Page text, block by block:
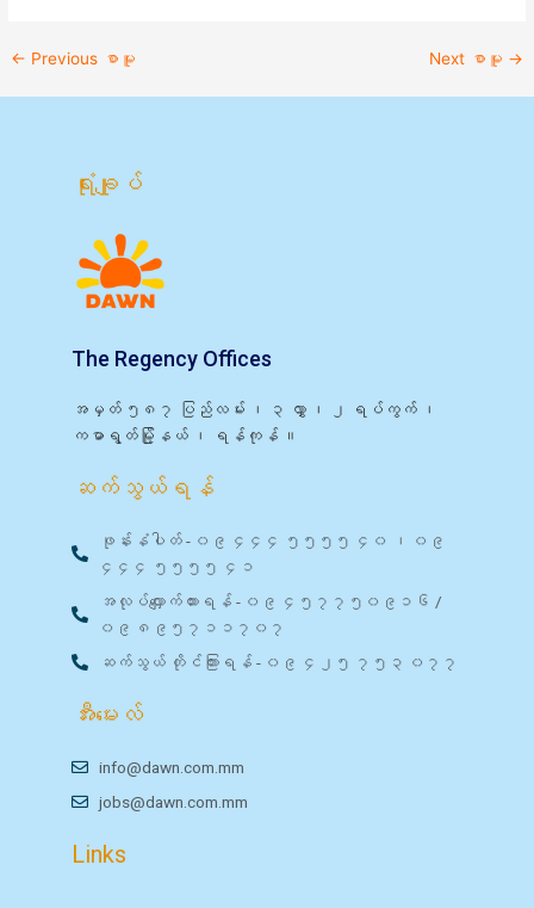
← Previous စာမူ Next စာမူ →
ရုံးချုပ်
The Regency Offices
အမှတ် ၅၈၇ ပြည်လမ်း ၊ ၃ လွှာ ၊ ၂ ရပ်ကွက် ၊
ကမာရွတ်မြို့နယ် ၊ ရန်ကုန် ။
ဆက်သွယ်ရန်
ဖုန်းနံပါတ် - ၀၉ ၄၄၄ ၅၅၅၅ ၄၀ ၊ ၀၉
၄၄၄ ၅၅၅၅ ၄၁
အလုပ်လျှောက်ထားရန် - ၀၉ ၄၅၇၇၅၀၉၁၆ /
၀၉ ၈၉၅၇၁၁၇၀၇
ဆက်သွယ် တိုင်ကြားရန် - ၀၉ ၄၂၅ ၇၅၃ ၀၇၇
အီးမေးလ်
info@dawn.com.mm
jobs@dawn.com.mm
Links